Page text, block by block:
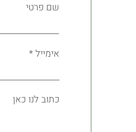
שם פרטי
אימייל
כתוב לנו כאן